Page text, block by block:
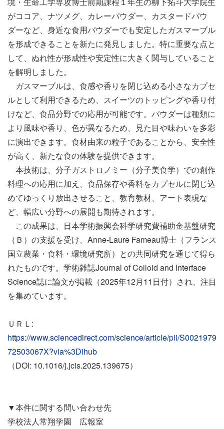
がココア、ナツメグ、カレーパウダー、カスタードパウ
ダーなど、身近な食用パウダーでも安定したガスマーブル
を形成できることを新たに発見しました。特に重要な点と
して、ぬれ性が形成性や安定性に大きく関与していること
を解明しました。
ガスマーブルは、食感や香りを閉じ込める小さなカプセ
ルとして利用できるため、スイーツのトッピングや香り付
けなど、食品分野での応用が可能です。パウダーは種類に
より風味や香り、色が異なるため、見た目や味わいを多彩
に演出できます。食材由来の粒子であることから、安全性
が高く、新たな食の体験を提供できます。
本技術は、分子ガストロノミー（分子美食学）での創作
料理への応用に加え、食品保存や香料をカプセルに閉じ込
めてゆっくり放出させること、教育教材、アート表現な
ど、幅広い分野への展開も期待されます。
この成果は、日本学術振興会科学研究費補助金基盤研究
（Ｂ）の支援を受け、Anne-Laure Fameau博士（フランス
国立農業・食料・環境研究所）との共同研究を通じて得ら
れたものです。学術雑誌Journal of Colloid and Interface
Science誌に論文が掲載（2025年12月11日付）され、注目
を集めています。
ＵＲＬ:
https://www.sciencedirect.com/science/article/pii/S0021979
72503067X?via%3Dihub
（DOI: 10.1016/j.jcis.2025.139675）
▼本件に関する問い合わせ先
学校法人常翔学園 広報室